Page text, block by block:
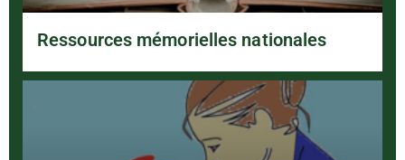
Ressources mémorielles nationales